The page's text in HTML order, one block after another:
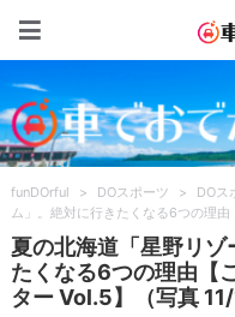
funDOrful > DOスポーツ > DOス
ム」。絶対に行きたくなる6つの理
夏の北海道「星野リ
たくなる6つの理由【
ター Vol.5】（写真 11/